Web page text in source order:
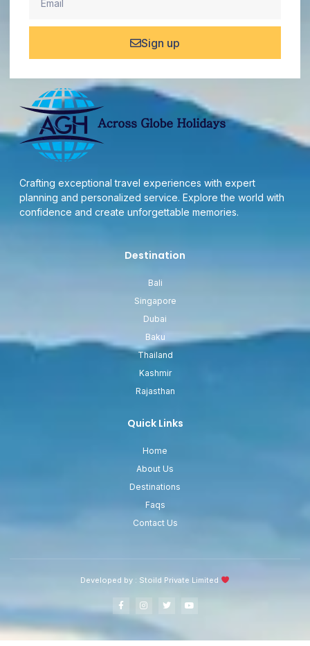
Sign up
Crafting exceptional travel experiences with expert
planning and personalized service. Explore the world with
confidence and create unforgettable memories.
Destination
Bali
Singapore
Dubai
Baku
Thailand
Kashmir
Rajasthan
Quick Links
Home
About Us
Destinations
Faqs
Contact Us
Developed by : Stoild Private Limited